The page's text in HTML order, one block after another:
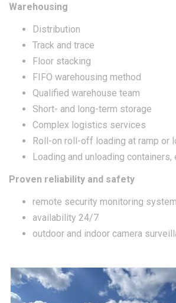
Warehousing
Distribution
Track and trace
Floor stacking
FIFO warehousing method
Qualified warehouse team
Short- and long-term storage
Complex logistics services
Roll-on roll-off loading at ramp or
Loading and unloading containers,
Proven reliability and safety
remote security monitoring
availability 24/7
outdoor and indoor camera